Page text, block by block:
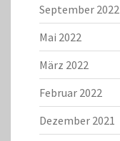
September 2022
Mai 2022
März 2022
Februar 2022
Dezember 2021